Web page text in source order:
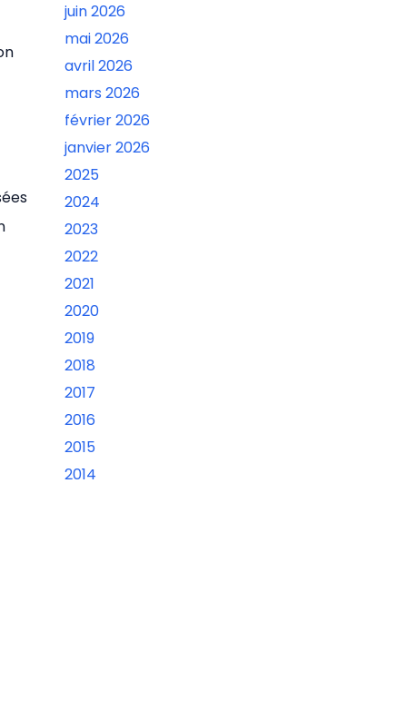
juin 2026
mai 2026
avril 2026
mars 2026
février 2026
janvier 2026
2025
2024
2023
2022
2021
2020
2019
2018
2017
2016
2015
2014